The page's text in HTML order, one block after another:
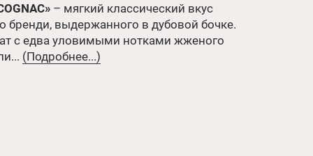
– мягкий классический вкус
бренди, выдержанного в дубовой бочке.
с едва уловимыми нотками жженого
(Подробнее...)